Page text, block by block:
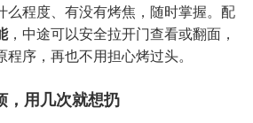
么程度、有没有烤焦，随时掌握。配
，中途可以安全拉开门查看或翻面，
程序，再也不用担心烤过头。
，用几次就想扔